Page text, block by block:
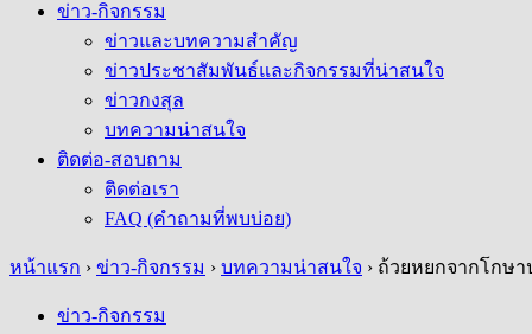
ข่าว-กิจกรรม
ข่าวและบทความสำคัญ
ข่าวประชาสัมพันธ์และกิจกรรมที่น่าสนใจ
ข่าวกงสุล
บทความน่าสนใจ
ติดต่อ-สอบถาม
ติดต่อเรา
FAQ (คำถามที่พบบ่อย)
หน้าแรก › ข่าว-กิจกรรม › บทความน่าสนใจ › ถ้วยหยกจากโกษา
ข่าว-กิจกรรม